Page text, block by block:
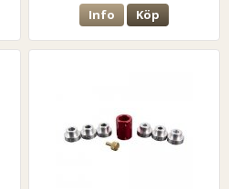
Info Köp